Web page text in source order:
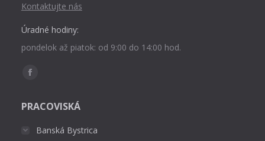
Kontaktujte nás
Úradné hodiny:
pondelok až piatok: od 9:00 do 14:00 hod.
Find us on:
Facebook
opens
PRACOVISKÁ
Banská Bystrica